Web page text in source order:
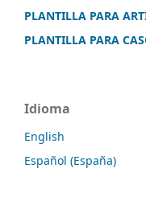
PLANTILLA PARA
PLANTILLA PARA
Idioma
English
Español (España)